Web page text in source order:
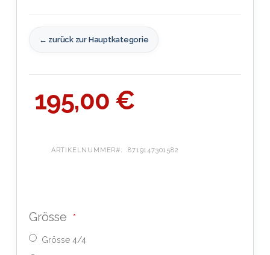
← zurück zur Hauptkategorie
195,00 €
ARTIKELNUMMER 8719147301582
Grösse
Grösse 4/4